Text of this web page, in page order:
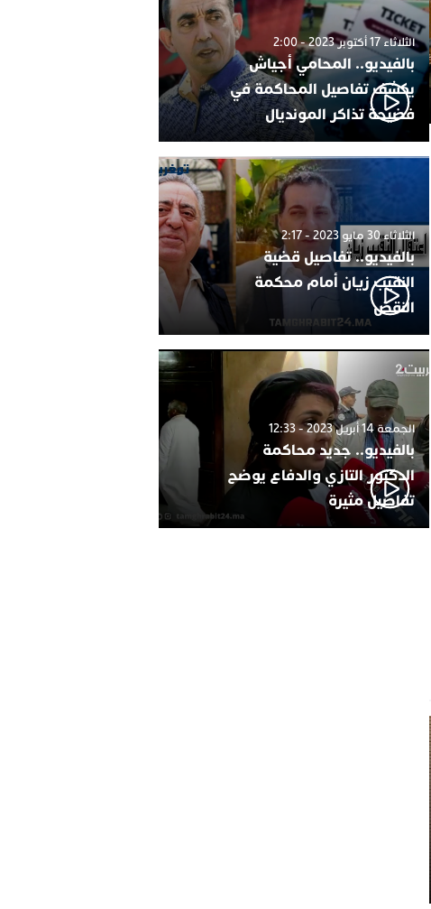
الثلاثاء 17 أكتوبر 2023 - 2:00
بالفيديو.. المحامي أجياش
يكشف تفاصيل المحاكمة في
فضيحة تذاكر المونديال
الثلاثاء 30 مايو 2023 - 2:17
بالفيديو.. تفاصيل قضية
النقيب زيان أمام محكمة
النقض
الجمعة 14 أبريل 2023 - 12:33
بالفيديو.. جديد محاكمة
الدكتور التازي والدفاع يوضح
تفاصيل مثيرة